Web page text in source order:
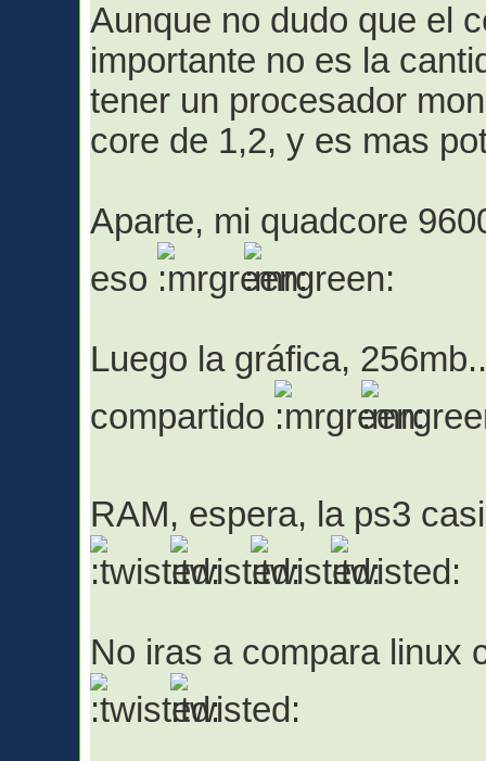
Aunque no dudo que el
importante no es la
tener un procesador
core de 1,2, y es mas
Aparte, mi quadcore
eso
Luego la gráfica,
compartido
RAM, espera, la ps3
No iras a compara linux